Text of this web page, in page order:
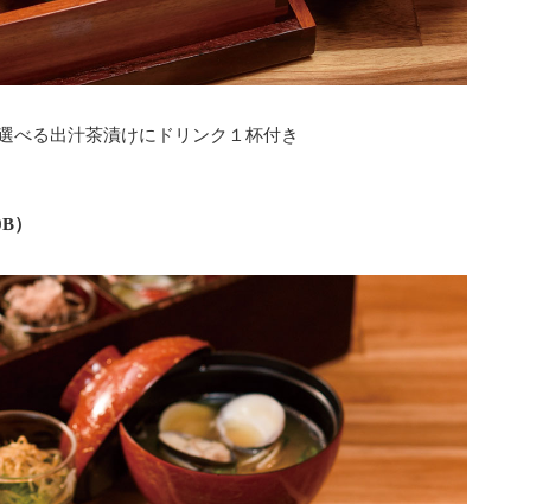
べる出汁茶漬けにドリンク１杯付き
）